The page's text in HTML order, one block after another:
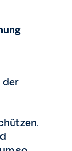
der